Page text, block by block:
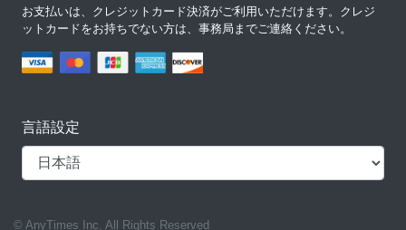
お支払いは、クレジットカード決済がご利用いただけます。クレジ
ットカードをお持ちでない方は、事務局までご連絡ください。
言語設定
© AnyTimes Inc. All Rights Reserved